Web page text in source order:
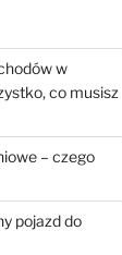
w
co musisz
– czego
pojazd do